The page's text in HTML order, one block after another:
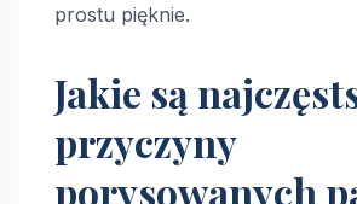
prostu pięknie.
Jakie są
przyczyny
porysowanych